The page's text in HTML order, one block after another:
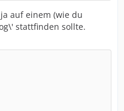
auf einem (wie du
stattfinden sollte.